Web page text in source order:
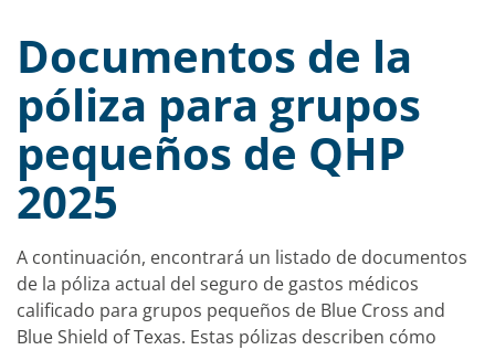
Documentos de la
póliza para grupos
pequeños de QHP
2025
A continuación, encontrará un listado de documentos
de la póliza actual del seguro de gastos médicos
calificado para grupos pequeños de Blue Cross and
Blue Shield of Texas. Estas pólizas describen cómo